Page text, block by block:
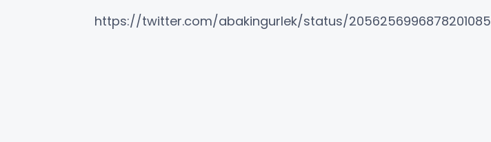
https://twitter.com/abakingurlek/status/2056256996878201085